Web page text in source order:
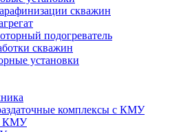
скважин
подогреватель
скважин
установки
комплексы с КМУ
КМУ